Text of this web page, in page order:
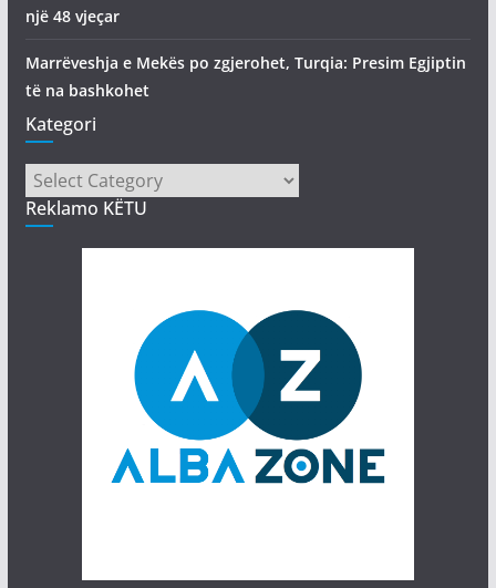
një 48 vjeçar
Marrëveshja e Mekës po zgjerohet, Turqia: Presim Egjiptin
të na bashkohet
Kategori
Kategori
Reklamo KËTU